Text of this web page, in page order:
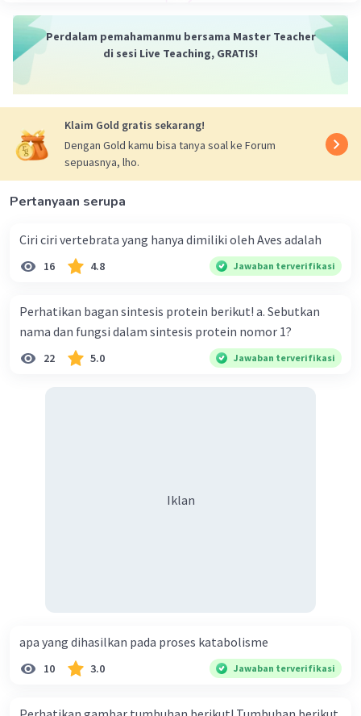
Perdalam pemahamanmu bersama Master Teacher
di sesi Live Teaching, GRATIS!
Klaim Gold gratis sekarang!
Dengan Gold kamu bisa tanya soal ke Forum
sepuasnya, lho.
Pertanyaan serupa
Ciri ciri vertebrata yang hanya dimiliki oleh Aves adalah
16 4.8 Jawaban terverifikasi
Perhatikan bagan sintesis protein berikut! a. Sebutkan
nama dan fungsi dalam sintesis protein nomor 1?
22 5.0 Jawaban terverifikasi
Iklan
apa yang dihasilkan pada proses katabolisme
10 3.0 Jawaban terverifikasi